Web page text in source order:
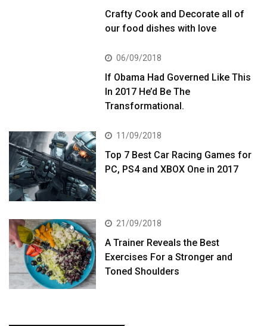
Crafty Cook and Decorate all of
our food dishes with love
06/09/2018
If Obama Had Governed Like This
In 2017 He’d Be The
Transformational.
11/09/2018
Top 7 Best Car Racing Games for
PC, PS4 and XBOX One in 2017
21/09/2018
A Trainer Reveals the Best
Exercises For a Stronger and
Toned Shoulders